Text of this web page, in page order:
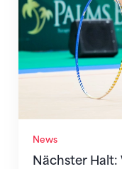
News
Nächster